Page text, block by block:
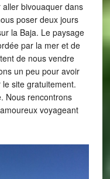
bivouaquer dans
poser deux jours
la Baja. Le paysage
par la mer et de
de nous vendre
un peu pour avoir
le site gratuitement.
Nous rencontrons
voyageant